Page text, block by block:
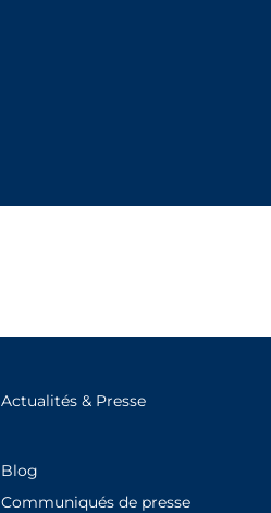
Actualités & Presse
Blog
Communiqués de presse